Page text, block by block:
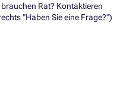
Rat? Kontaktieren
"Haben Sie eine Frage?")